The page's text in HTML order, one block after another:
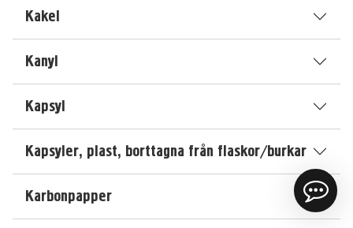
Kakel
Kanyl
Kapsyl
Kapsyler, plast, borttagna från flaskor/burkar
Karbonpapper